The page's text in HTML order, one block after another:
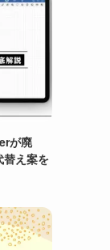
が廃
替え案を